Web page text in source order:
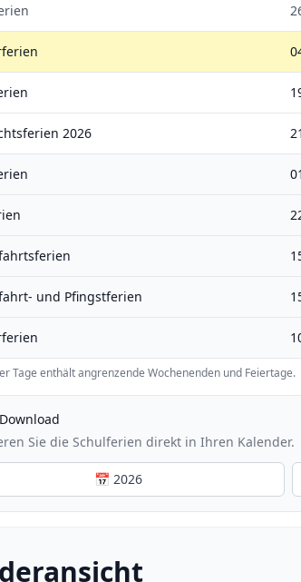
2026
und Pfingstferien
Tage enthält angrenzende Wochenenden und Feiertage.
Sie die Schulferien direkt in Ihren Kalender.
📅 2026